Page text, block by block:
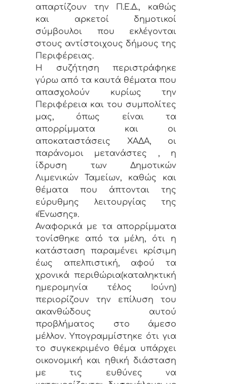
απαρτίζουν την Π.Ε.Δ., καθώς
και αρκετοί δημοτικοί
σύμβουλοι που εκλέγονται
στους αντίστοιχους δήμους της
Περιφέρειας.
Η συζήτηση περιστράφηκε
γύρω από τα καυτά θέματα που
απασχολούν κυρίως την
Περιφέρεια και του συμπολίτες
μας, όπως είναι τα
απορρίμματα και οι
αποκαταστάσεις ΧΑΔΑ, οι
παράνομοι μετανάστες , η
ίδρυση των Δημοτικών
Λιμενικών Ταμείων, καθώς και
θέματα που άπτονται της
εύρυθμης λειτουργίας της
«Ένωσης».
Αναφορικά με τα απορρίμματα
τονίσθηκε από τα μέλη, ότι η
κατάσταση παραμένει κρίσιμη
έως απελπιστική, αφού τα
χρονικά περιθώρια(καταληκτική
ημερομηνία τέλος Ιούνη)
περιορίζουν την επίλυση του
ακανθώδους αυτού
προβλήματος στο άμεσο
μέλλον. Υπογραμμίστηκε ότι για
το συγκεκριμένο θέμα υπάρχει
οικονομική και ηθική διάσταση
με τις ευθύνες να